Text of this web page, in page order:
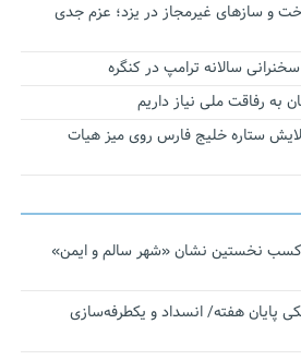
و سازهای غیرمجاز در یزد؛ عزم جدی
سالانه ترامپ در کنگره
به رفاقت ملی نیاز داریم
پالایش ستاره خلیج فارس روی میز هیات
کسب نخستین نشان «شهر سالم و ایمن»
پایان هفته/ انسداد و یکطرفه‌سازی